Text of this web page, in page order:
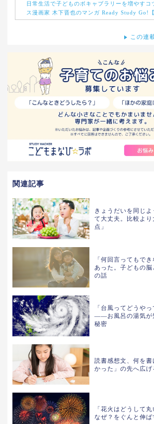
日常生活で子どものボキャブラリーを増やす
ス漫画家 木下晋也のマンガ Ready Study Go!【
この連
関連記事
きょうだいを同じよ
て大丈夫。比較よ
点」
「何回言ってもで
あった。子どもの
の話
「台風ってどうや
——お風呂の湯気が
秘密
読書感想文、何を書
かった」の先へ広
「花火はどうして
なぜ？をぐんと伸